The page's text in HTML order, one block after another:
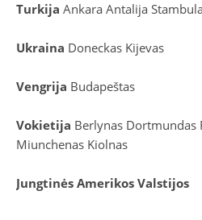
Turkija Ankara Antalija
Ukraina Doneckas Kijevas
Vengrija Budapeštas
Vokietija Berlynas Dortmundas
Miunchenas Kiolnas
Jungtinės Amerikos Valstijos